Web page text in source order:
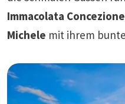
Immacolata Concezione
Michele mit ihrem